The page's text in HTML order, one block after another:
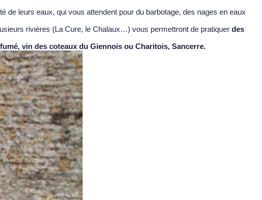
de leurs eaux, qui vous attendent pour du barbotage, des nages en eaux
rivières (La Cure, le Chalaux…) vous permettront de pratiquer des
vin des coteaux du Giennois ou Charitois, Sancerre.